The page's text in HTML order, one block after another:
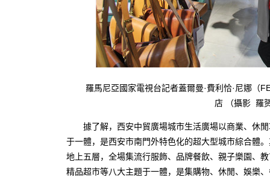
羅馬尼亞國家電視台記者蓋爾曼·費利恰·尼娜（
店 （攝影 羅
據了解，西安中貿廣場城市生活廣場以商業、休閒
于一體，是西安市南門外特色化的超大型城市綜合體
地上五層，全場集流行服飾、品牌餐飲、親子樂園、
精品超市等八大主題于一體，是集購物、休閒、娛樂